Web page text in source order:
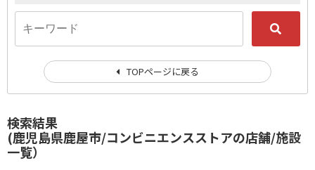
検索結果
(鹿児島県鹿屋市/コンビニエンスストアの店舗/施設
一覧）
TOPページに戻る